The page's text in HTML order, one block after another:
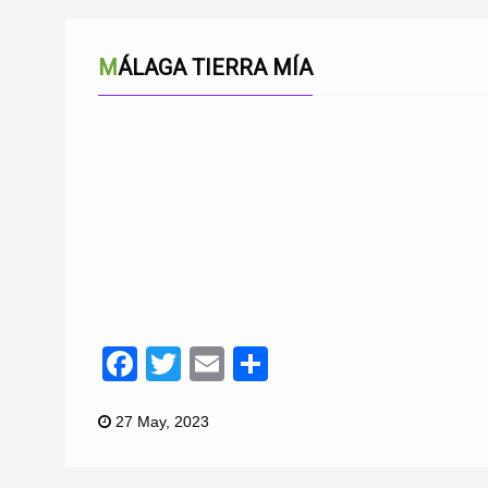
MÁLAGA TIERRA MÍA
Facebook
TwitterEmail
27 May, 2023